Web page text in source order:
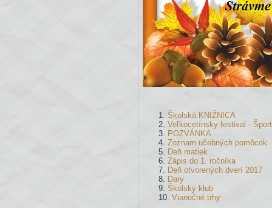
Školská KNIŽNICA
Veľkocetínsky festival -
POZVÁNKA
Zoznam učebných pomôcok
Deň matiek
Zápis do 1. ročníka
Deň otvorených dverí 2017
Dary
Školský klub
Vianočné trhy